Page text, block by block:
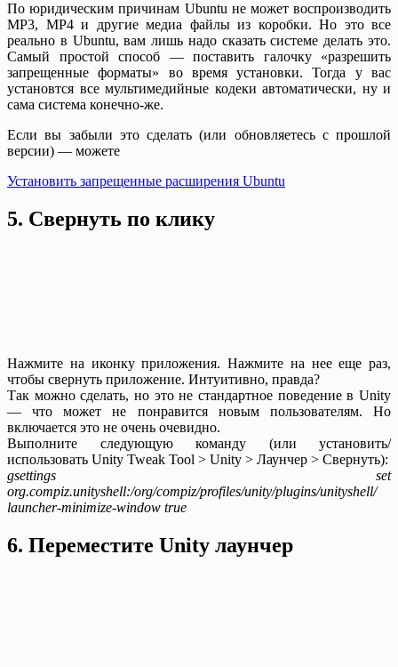
По юридическим причинам Ubuntu не может воспроизводить
MP3, MP4 и другие медиа файлы из коробки. Но это все
реально в Ubuntu, вам лишь надо сказать системе делать это.
Самый простой способ — поставить галочку «разрешить
запрещенные форматы» во время установки. Тогда у вас
установтся все мультимедийные кодеки автоматически, ну и
сама система конечно-же.
Если вы забыли это сделать (или обновляетесь с прошлой
версии) — можете
Установить запрещенные расширения Ubuntu
5. Свернуть по клику
Нажмите на иконку приложения. Нажмите на нее еще раз,
чтобы свернуть приложение. Интуитивно, правда?
Так можно сделать, но это не стандартное поведение в Unity
— что может не понравится новым пользователям. Но
включается это не очень очевидно.
Выполните следующую команду (или установить/
использовать Unity Tweak Tool > Unity > Лаунчер > Свернуть):
gsettings set
org.compiz.unityshell:/org/compiz/profiles/unity/plugins/unityshell/
launcher-minimize-window true
6. Переместите Unity лаунчер